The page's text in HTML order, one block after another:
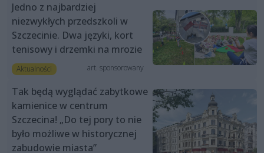
Jedno z najbardziej
niezwykłych przedszkoli w
Szczecinie. Dwa języki, kort
tenisowy i drzemki na mrozie
Aktualności art. sponsorowany
Tak będą wyglądać zabytkowe
kamienice w centrum
Szczecina! „Do tej pory to nie
było możliwe w historycznej
zabudowie miasta”